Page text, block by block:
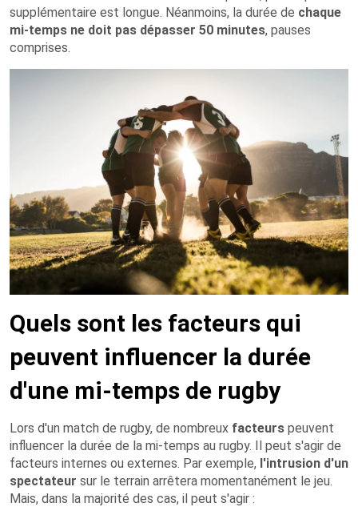
supplémentaire est longue. Néanmoins, la durée de chaque
mi-temps ne doit pas dépasser 50 minutes, pauses
comprises.
Quels sont les facteurs qui
peuvent influencer la durée
d'une mi-temps de rugby
Lors d'un match de rugby, de nombreux facteurs peuvent
influencer la durée de la mi-temps au rugby. Il peut s'agir de
facteurs internes ou externes. Par exemple, l'intrusion d'un
spectateur sur le terrain arrêtera momentanément le jeu.
Mais, dans la majorité des cas, il peut s'agir :